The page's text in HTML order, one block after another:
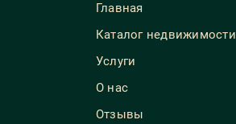
Главная
Каталог недвижимости
Услуги
О нас
Отзывы